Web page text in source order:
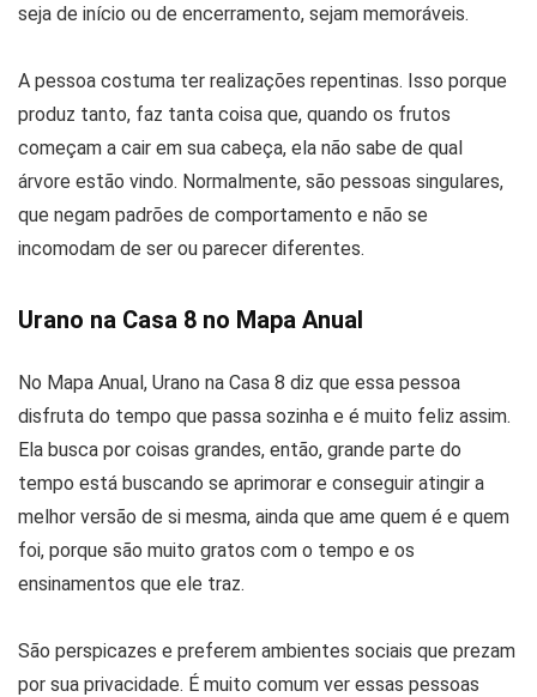
seja de início ou de encerramento, sejam memoráveis.
A pessoa costuma ter realizações repentinas. Isso porque
produz tanto, faz tanta coisa que, quando os frutos
começam a cair em sua cabeça, ela não sabe de qual
árvore estão vindo. Normalmente, são pessoas singulares,
que negam padrões de comportamento e não se
incomodam de ser ou parecer diferentes.
Urano na Casa 8 no Mapa Anual
No Mapa Anual, Urano na Casa 8 diz que essa pessoa
disfruta do tempo que passa sozinha e é muito feliz assim.
Ela busca por coisas grandes, então, grande parte do
tempo está buscando se aprimorar e conseguir atingir a
melhor versão de si mesma, ainda que ame quem é e quem
foi, porque são muito gratos com o tempo e os
ensinamentos que ele traz.
São perspicazes e preferem ambientes sociais que prezam
por sua privacidade. É muito comum ver essas pessoas